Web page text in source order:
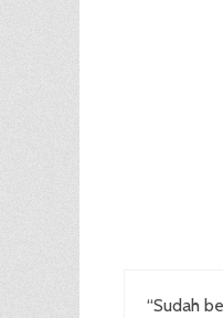
“Sudah